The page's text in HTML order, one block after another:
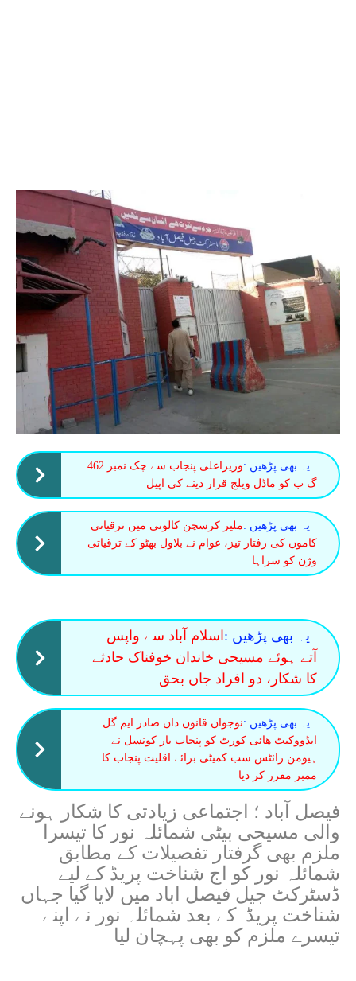
یہ بھی پڑھیں :
وزیراعلیٰ پنجاب سے چک نمبر 462
گ ب کو ماڈل ویلج قرار دینے کی اپیل
یہ بھی پڑھیں :ملیر کرسچن کالونی میں ترقیاتی
کاموں کی رفتار تیز، عوام نے بلاول بھٹو کے ترقیاتی
وژن کو سراہا
یہ بھی پڑھیں : اسلام آباد سے واپس
آتے ہوئے مسیحی خاندان خوفناک حادثے
کا شکار، دو افراد جاں بحق
یہ بھی پڑھیں :نوجوان قانون دان صادر ایم گل
ایڈووکیٹ ھائی کورٹ کو پنجاب بار کونسل نے
ہیومن رائٹس سب کمیٹی برائے اقلیت پنجاب کا
ممبر مقرر کر دیا
فیصل آباد ؛ اجتماعی زیادتی کا شکار ہونے
والی مسیحی بیٹی شمائلہ نور کا تیسرا
ملزم بھی گرفتار تفصیلات کے مطابق
شمائلہ نور کو اج شناخت پریڈ کے لیے
ڈسٹرکٹ جیل فیصل اباد میں لایا گیا جہاں
شناخت پریڈ کے بعد شمائلہ نور نے اپنے
تیسرے ملزم کو بھی پہچان لیا